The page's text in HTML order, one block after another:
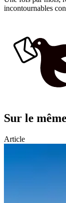
incontournables
Sur le
Article